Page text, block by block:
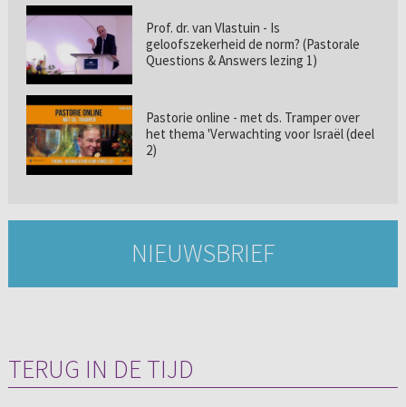
Prof. dr. van Vlastuin - Is
geloofszekerheid de norm? (Pastorale
Questions & Answers lezing 1)
Pastorie online - met ds. Tramper over
het thema 'Verwachting voor Israël (deel
2)
NIEUWSBRIEF
TERUG IN DE TIJD